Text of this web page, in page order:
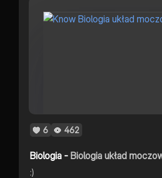
6 462
Biologia -Biologia układ moczowy oraz
:)